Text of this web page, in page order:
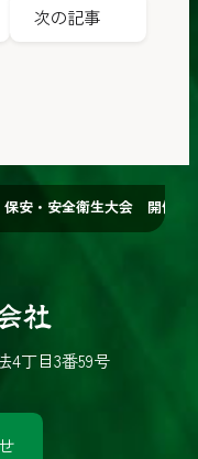
次の記事
安・安全衛生大会 開催
4丁目3番59号